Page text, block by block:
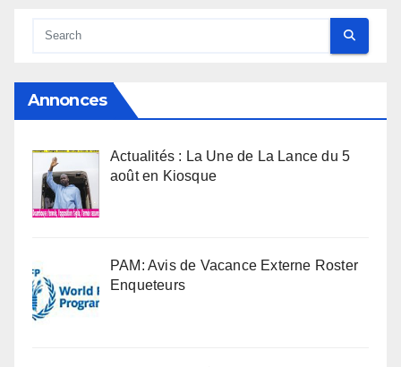
Annonces
Actualités : La Une de La Lance du 5
août en Kiosque
PAM: Avis de Vacance Externe Roster
Enqueteurs